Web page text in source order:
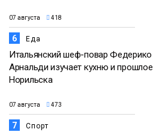
07 августа 418
6 Еда
Итальянский шеф-повар Федерико
Арнальди изучает кухню и прошлое
Норильска
07 августа 473
7 Спорт